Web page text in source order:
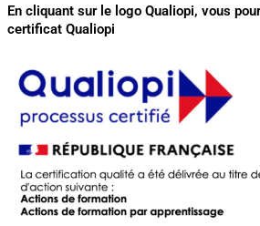
En cliquant sur le logo Qualiopi, vous
certificat Qualiopi